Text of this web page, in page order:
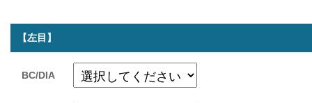
【左目】
BC/DIA